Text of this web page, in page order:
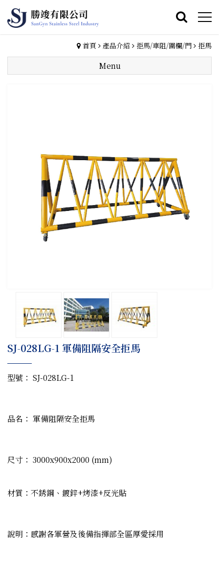
首頁 產品介紹 拒馬/車阻/圍欄/門 拒馬
Menu
SJ-028LG-1 軍備阻隔安全拒馬
型號： SJ-028LG-1
品名： 軍備阻隔安全拒馬
尺寸： 3000x900x2000 (mm)
材質：不銹鋼、鍍鋅+烤漆+反光貼
說明：感謝各軍營及後備指揮部全區厚愛採用